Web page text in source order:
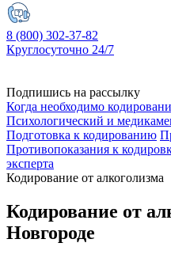
8 (800) 302-37-82
Круглосуточно 24/7
Подпишись на рассылку
Когда необходимо
Психологический и
Подготовка к кодированию
Противопоказания к
эксперта
Кодирование от алкоголизма
Кодирование от
Новгороде